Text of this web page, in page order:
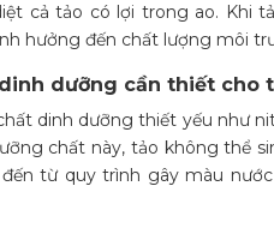
cả tảo có lợi trong ao. Khi
hưởng đến chất lượng môi
dưỡng cần thiết cho
dinh dưỡng thiết yếu như
chất này, tảo không thể
từ quy trình gây màu